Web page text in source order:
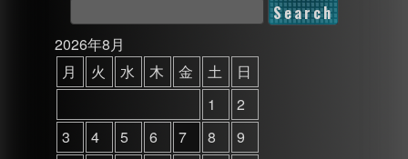
2026年8月
月
火 水 木 金 土
日
1
2
3
4 5 6 7 8
9